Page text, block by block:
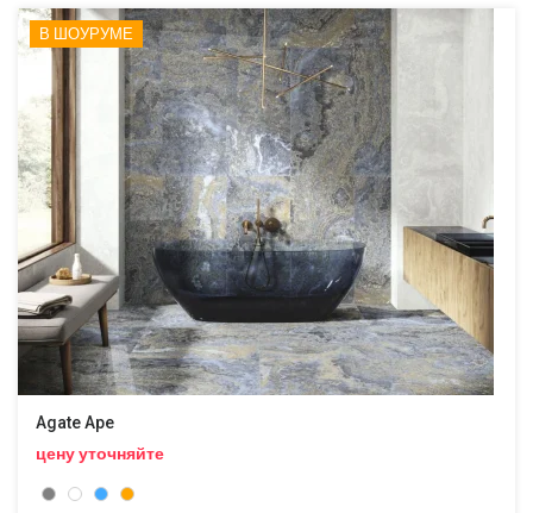
В ШОУРУМЕ
Agate Ape
цену уточняйте